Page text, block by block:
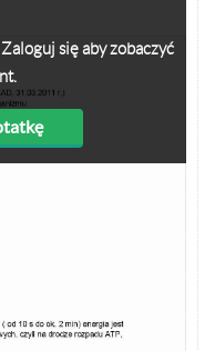
się aby zobaczyć